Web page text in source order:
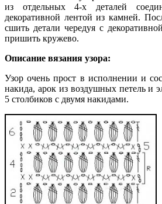
из отдельных 4-х деталей
декоративной лентой из камней.
сшить детали чередуя с
пришить кружево.
Описание вязания узора:
Узор очень прост в исполнении и
накида, арок из воздушных петель и
5 столбиков с двумя накидами.